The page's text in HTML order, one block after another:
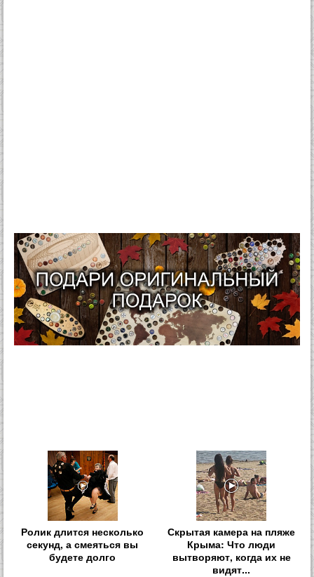
Ролик длится несколько
секунд, а смеяться вы
будете долго
Скрытая камера на пляже
Крыма: Что люди
вытворяют, когда их не
видят...